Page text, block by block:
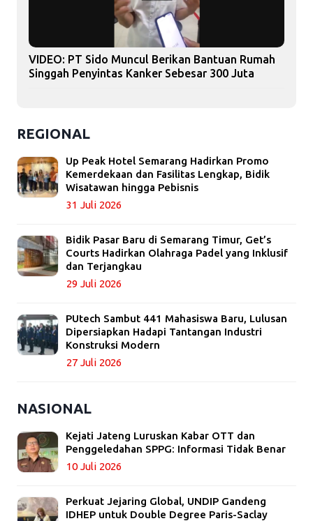
VIDEO: PT Sido Muncul Berikan Bantuan Rumah
Singgah Penyintas Kanker Sebesar 300 Juta
REGIONAL
Up Peak Hotel Semarang Hadirkan Promo
Kemerdekaan dan Fasilitas Lengkap, Bidik
Wisatawan hingga Pebisnis
31 Juli 2026
Bidik Pasar Baru di Semarang Timur, Get’s
Courts Hadirkan Olahraga Padel yang Inklusif
dan Terjangkau
29 Juli 2026
PUtech Sambut 441 Mahasiswa Baru, Lulusan
Dipersiapkan Hadapi Tantangan Industri
Konstruksi Modern
27 Juli 2026
NASIONAL
Kejati Jateng Luruskan Kabar OTT dan
Penggeledahan SPPG: Informasi Tidak Benar
10 Juli 2026
Perkuat Jejaring Global, UNDIP Gandeng
IDHEP untuk Double Degree Paris-Saclay